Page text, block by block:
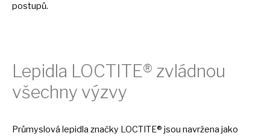
postupů.
Lepidla LOCTITE® zvládnou
všechny výzvy
Průmyslová lepidla značky LOCTITE® jsou navržena jako